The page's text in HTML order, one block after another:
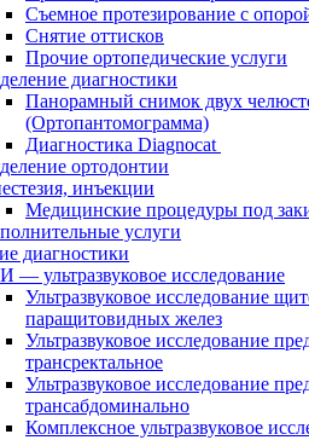
Съемное протезирование с
Снятие оттисков
Прочие ортопедические услуги
диагностики
Панорамный снимок двух
(Ортопантомограмма)
Диагностика Diagnocat
ортодонтии
инъекции
Медицинские процедуры под
услуги
диагностики
— ультразвуковое исследование
Ультразвуковое исследование
паращитовидных желез
Ультразвуковое исследование
трансректальное
Ультразвуковое исследование
трансабдоминально
Комплексное ультразвуковое